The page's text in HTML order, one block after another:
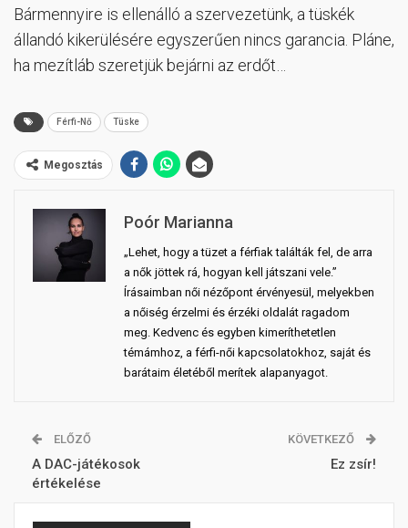
Bármennyire is ellenálló a szervezetünk, a tüskék
állandó kikerülésére egyszerűen nincs garancia. Pláne,
ha mezítláb szeretjük bejárni az erdőt…
Férfi-Nő Tüske
Megosztás
Poór Marianna
„Lehet, hogy a tüzet a férfiak találták fel, de arra
a nők jöttek rá, hogyan kell játszani vele.”
Írásaimban női nézőpont érvényesül, melyekben
a nőiség érzelmi és érzéki oldalát ragadom
meg. Kedvenc és egyben kimeríthetetlen
témámhoz, a férfi-női kapcsolatokhoz, saját és
barátaim életéből merítek alapanyagot.
ELŐZŐ
A DAC-játékosok
értékelése
KÖVETKEZŐ
Ez zsír!